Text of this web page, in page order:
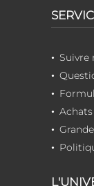
Suivre